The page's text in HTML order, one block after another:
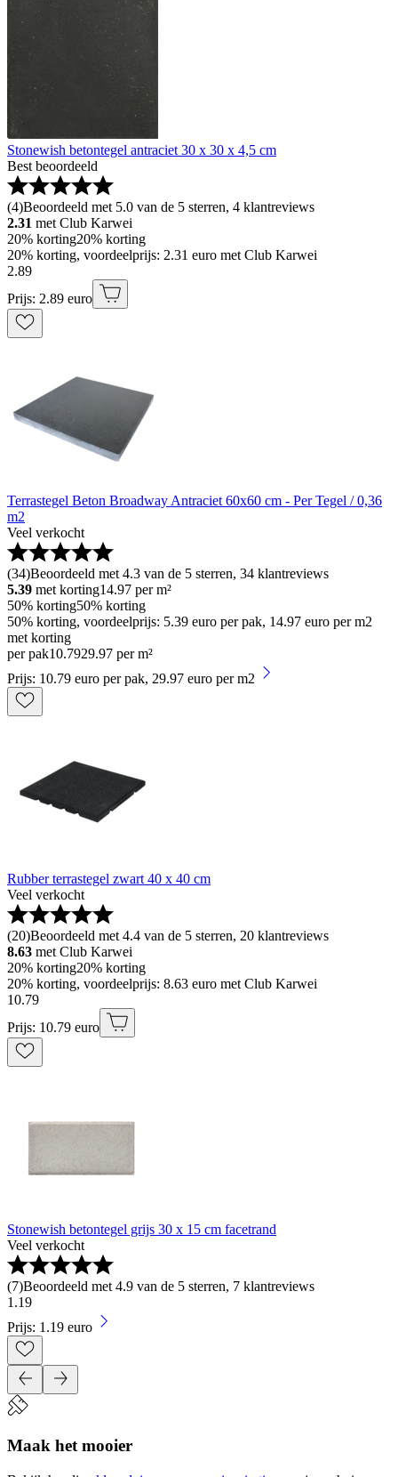
Stonewish betontegel antraciet 30 x 30 x 4,5 cm
Best beoordeeld
(4)Beoordeeld met 5.0 van de 5 sterren, 4 klantreviews
2.31 met Club Karwei
20% korting20% korting
20% korting, voordeelprijs: 2.31 euro met Club Karwei
2.89
Prijs: 2.89 euro
Terrastegel Beton Broadway Antraciet 60x60 cm - Per Tegel / 0,36
m2
Veel verkocht
(34)Beoordeeld met 4.3 van de 5 sterren, 34 klantreviews
5.39 met korting14.97 per m²
50% korting50% korting
50% korting, voordeelprijs: 5.39 euro per pak, 14.97 euro per m2
met korting
per pak10.7929.97 per m²
Prijs: 10.79 euro per pak, 29.97 euro per m2
Rubber terrastegel zwart 40 x 40 cm
Veel verkocht
(20)Beoordeeld met 4.4 van de 5 sterren, 20 klantreviews
8.63 met Club Karwei
20% korting20% korting
20% korting, voordeelprijs: 8.63 euro met Club Karwei
10.79
Prijs: 10.79 euro
Stonewish betontegel grijs 30 x 15 cm facetrand
Veel verkocht
(7)Beoordeeld met 4.9 van de 5 sterren, 7 klantreviews
1 .19
Prijs: 1.19 euro
Maak het mooier